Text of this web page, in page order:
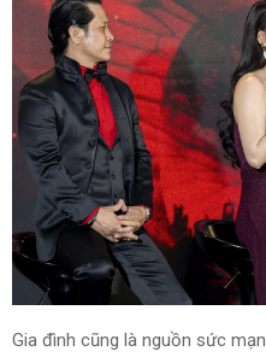
Gia đình cũng là nguồn sức